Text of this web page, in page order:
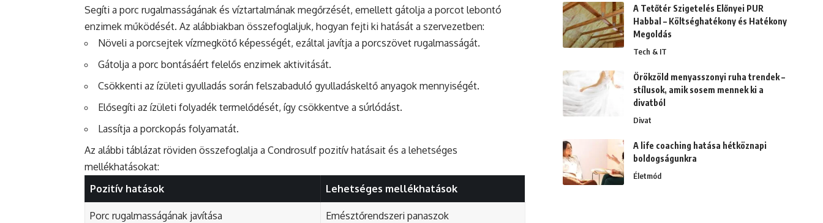
Segíti a porc rugalmasságának és víztartalmának megőrzését, emellett gátolja a porcot lebontó
enzimek működését. Az alábbiakban összefoglaljuk, hogyan fejti ki hatását a szervezetben:
Növeli a porcsejtek vízmegkötő képességét, ezáltal javítja a porcszövet rugalmasságát.
Gátolja a porc bontásáért felelős enzimek aktivitását.
Csökkenti az ízületi gyulladás során felszabaduló gyulladáskeltő anyagok mennyiségét.
Elősegíti az ízületi folyadék termelődését, így csökkentve a súrlódást.
Lassítja a porckopás folyamatát.
Az alábbi táblázat röviden összefoglalja a Condrosulf pozitív hatásait és a lehetséges
mellékhatásokat:
Pozitív hatások
Lehetséges mellékhatások
Porc rugalmasságának javítása Emésztőrendszeri panaszok
A Tetőtér Szigetelés Előnyei PUR
Habbal – Költséghatékony és Hatékony
Megoldás
Tech & IT
Örökzöld menyasszonyi ruha trendek –
stílusok, amik sosem mennek ki a
divatból
Divat
A life coaching hatása hétköznapi
boldogságunkra
Életmód